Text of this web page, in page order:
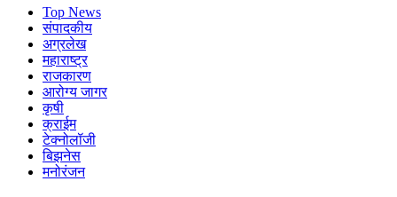
Top News
संपादकीय
अग्रलेख
महाराष्ट्र
राजकारण
आरोग्य जागर
कृषी
क्राईम
टेक्नोलॉजी
बिझनेस
मनोरंजन